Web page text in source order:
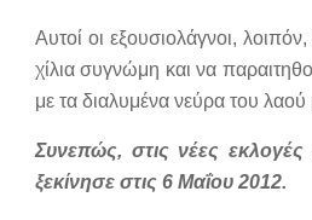
Αυτοί οι εξουσιολάγνοι,
χίλια συγνώμη και να
με τα διαλυμένα νεύρα του λαού
Συνεπώς, στις νέες
ξεκίνησε στις 6 Μαΐου 2012.